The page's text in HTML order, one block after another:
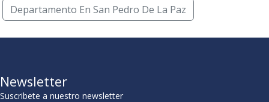
Departamento En San Pedro De La Paz
Newsletter
Suscribete a nuestro newsletter